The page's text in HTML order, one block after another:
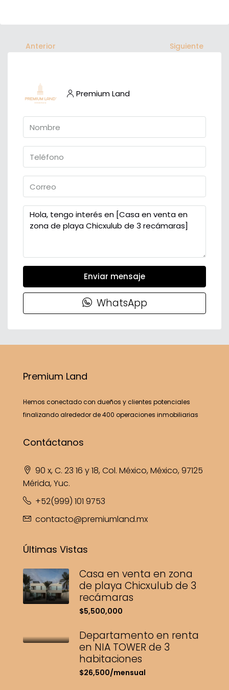
Anterior Siguiente
Premium Land
Enviar mensaje
WhatsApp
Premium Land
Hemos conectado con dueños y clientes potenciales
finalizando alrededor de 400 operaciones inmobiliarias
Contáctanos
90 x, C. 23 16 y 18, Col. México, México, 97125
Mérida, Yuc.
+52(999) 101 9753
contacto@premiumland.mx
Últimas Vistas
Casa en venta en zona
de playa Chicxulub de 3
recámaras
$5,500,000
Departamento en renta
en NIA TOWER de 3
habitaciones
$26,500/mensual